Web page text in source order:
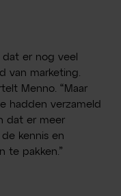
er nog veel
van marketing.
Menno. “Maar
hadden verzameld
dat er meer
kennis en
te pakken.”